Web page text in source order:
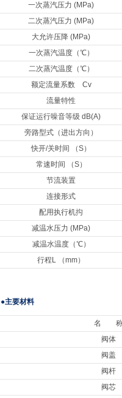
一次蒸汽压力 (MPa)
二次蒸汽压力 (MPa)
大允许压降 (MPa)
一次蒸汽温度（℃）
二次蒸汽温度（℃）
额定流量系数 Cv
流量特性
保证运行噪音等级 dB(A)
旁路型式（进出方向）
快开/关时间 （S）
常速时间 （S）
节流装置
连接形式
配用执行机抅
减温水压力 (MPa)
减温水温度（℃）
行程L （mm）
●主要材料
名
阀体
阀盖
阀杆
阀芯